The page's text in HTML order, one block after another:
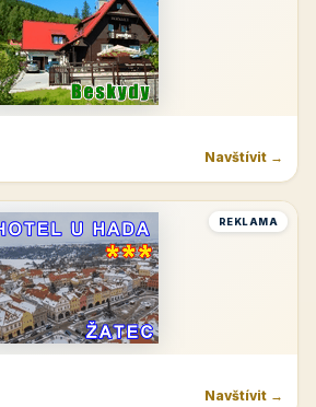
Navštívit →
REKLAMA
Navštívit →